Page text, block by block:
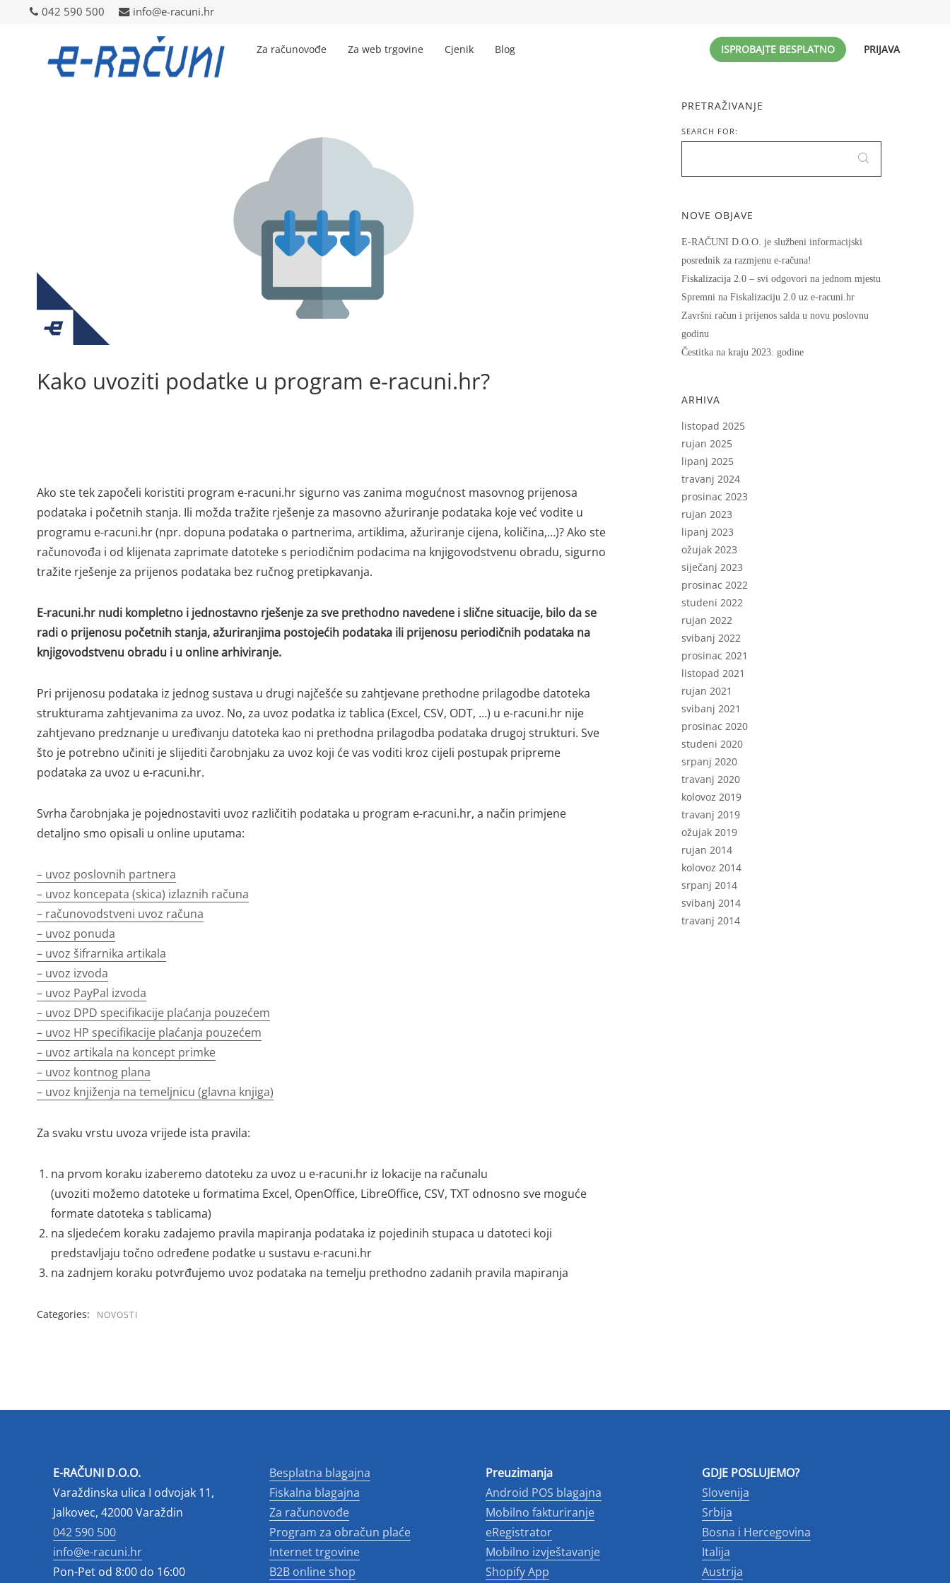
042 590 500 info@e-racuni.hr
Za računovođe Za web trgovine Cjenik Blog ISPROBAJTE BESPLATNO PRIJAVA
042 590 500 info@e-racuni.hr
Kako uvoziti podatke u program e-racuni.hr?
Ako ste tek započeli koristiti program e-racuni.hr sigurno vas zanima mogućnost masovnog prijenosa
podataka i početnih stanja. Ili možda tražite rješenje za masovno ažuriranje podataka koje već vodite u
programu e-racuni.hr (npr. dopuna podataka o partnerima, artiklima, ažuriranje cijena, količina,…)? Ako ste
računovođa i od klijenata zaprimate datoteke s periodičnim podacima na knjigovodstvenu obradu, sigurno
tražite rješenje za prijenos podataka bez ručnog pretipkavanja.
E-racuni.hr nudi kompletno i jednostavno rješenje za sve prethodno navedene i slične situacije, bilo da se
radi o prijenosu početnih stanja, ažuriranjima postojećih podataka ili prijenosu periodičnih podataka na
knjigovodstvenu obradu i u online arhiviranje.
Pri prijenosu podataka iz jednog sustava u drugi najčešće su zahtjevane prethodne prilagodbe datoteka
strukturama zahtjevanima za uvoz. No, za uvoz podatka iz tablica (Excel, CSV, ODT, …) u e-racuni.hr nije
zahtjevano predznanje u uređivanju datoteka kao ni prethodna prilagodba podataka drugoj strukturi. Sve
što je potrebno učiniti je slijediti čarobnjaku za uvoz koji će vas voditi kroz cijeli postupak pripreme
podataka za uvoz u e-racuni.hr.
Svrha čarobnjaka je pojednostaviti uvoz različitih podataka u program e-racuni.hr, a način primjene
detaljno smo opisali u online uputama:
– uvoz poslovnih partnera
– uvoz koncepata (skica) izlaznih računa
– računovodstveni uvoz računa
– uvoz ponuda
– uvoz šifrarnika artikala
– uvoz izvoda
– uvoz PayPal izvoda
– uvoz DPD specifikacije plaćanja pouzećem
– uvoz HP specifikacije plaćanja pouzećem
– uvoz artikala na koncept primke
– uvoz kontnog plana
– uvoz knjiženja na temeljnicu (glavna knjiga)
Za svaku vrstu uvoza vrijede ista pravila:
na prvom koraku izaberemo datoteku za uvoz u e-racuni.hr iz lokacije na računalu
(uvoziti možemo datoteke u formatima Excel, OpenOffice, LibreOffice, CSV, TXT odnosno sve moguće
formate datoteka s tablicama)
na sljedećem koraku zadajemo pravila mapiranja podataka iz pojedinih stupaca u datoteci koji
predstavljaju točno određene podatke u sustavu e-racuni.hr
na zadnjem koraku potvrđujemo uvoz podataka na temelju prethodno zadanih pravila mapiranja
Categories: NOVOSTI
PRETRAŽIVANJE
SEARCH FOR:
NOVE OBJAVE
E-RAČUNI D.O.O. je službeni informacijski
posrednik za razmjenu e-računa!
Fiskalizacija 2.0 – svi odgovori na jednom mjestu
Spremni na Fiskalizaciju 2.0 uz e-racuni.hr
Završni račun i prijenos salda u novu poslovnu
godinu
Čestitka na kraju 2023. godine
ARHIVA
listopad 2025
rujan 2025
lipanj 2025
travanj 2024
prosinac 2023
rujan 2023
lipanj 2023
ožujak 2023
siječanj 2023
prosinac 2022
studeni 2022
rujan 2022
svibanj 2022
prosinac 2021
listopad 2021
rujan 2021
svibanj 2021
prosinac 2020
studeni 2020
srpanj 2020
travanj 2020
kolovoz 2019
travanj 2019
ožujak 2019
rujan 2014
kolovoz 2014
srpanj 2014
svibanj 2014
travanj 2014
E-RAČUNI D.O.O.
Varaždinska ulica I odvojak 11,
Jalkovec, 42000 Varaždin
042 590 500
info@e-racuni.hr
Pon-Pet od 8:00 do 16:00
Besplatna blagajna
Fiskalna blagajna
Za računovođe
Program za obračun plaće
Internet trgovine
B2B online shop
Preuzimanja
Android POS blagajna
Mobilno fakturiranje
eRegistrator
Mobilno izvještavanje
Shopify App
GDJE POSLUJEMO?
Slovenija
Srbija
Bosna i Hercegovina
Italija
Austrija